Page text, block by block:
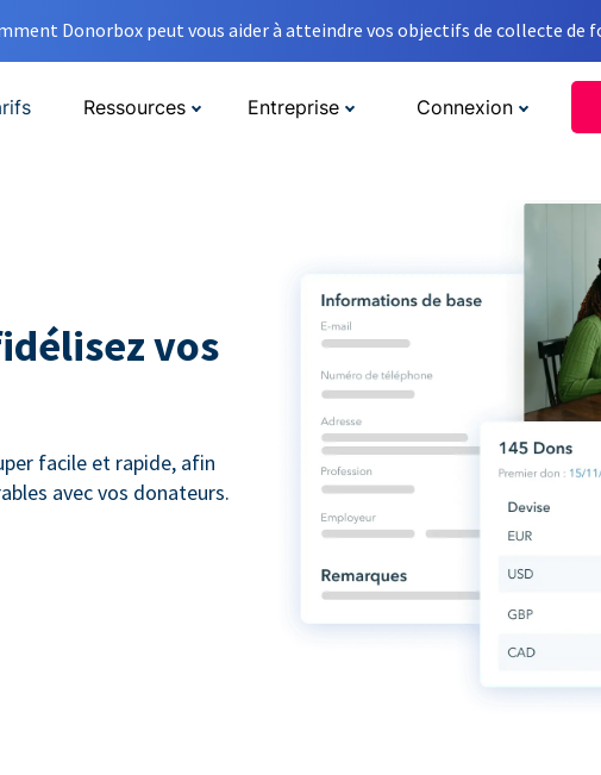
Donorbox peut vous aider à atteindre vos objectifs de collecte de
Ressources Entreprise Connexion
vos
facile et rapide, afin
avec vos donateurs.